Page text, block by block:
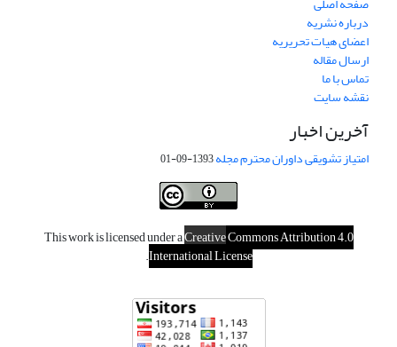
درباره نشریه
اعضای هیات تحریریه
ارسال مقاله
تماس با ما
نقشه سایت
آخرین اخبار
امتیاز تشویقی داوران محترم مجله1393-09-01
This work is licensed under aCreativeCommons Attribution 4.0
International License
.